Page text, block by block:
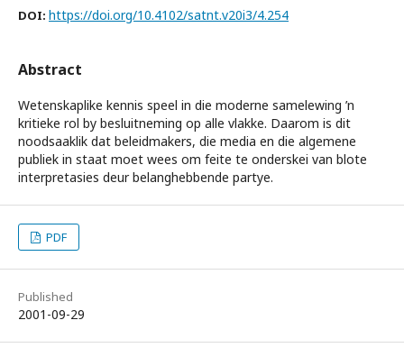
DOI: https://doi.org/10.4102/satnt.v20i3/4.254
Abstract
Wetenskaplike kennis speel in die moderne samelewing ’n
kritieke rol by besluitneming op alle vlakke. Daarom is dit
noodsaaklik dat beleidmakers, die media en die algemene
publiek in staat moet wees om feite te onderskei van blote
interpretasies deur belanghebbende partye.
PDF
Published
2001-09-29